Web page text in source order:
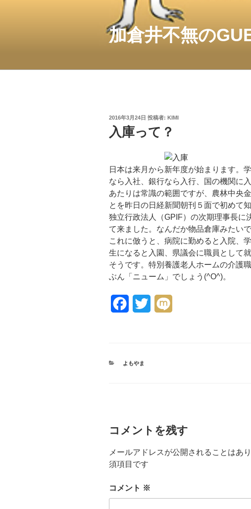
加倉井不無の
投
稿
日:
2016年3月24日 投稿者: KIMI
入庫って？
日本は来月から新年度が始まります。
なら入社、銀行なら入行、国の機関に
あたりは常識の範囲ですが、農林中央
とを昨日の日経新聞朝刊５面で初めて
独立行政法人（GPIF）の次期理事長に
て来ました。なんだか物品倉庫みたいで
これに倣うと、病院に勤めると入院、
生になると入園、県議会に職員として
そうです。特別養護老人ホームの介護
ぶん「ニューム」でしょう(^O^)。
k
カ
よもやま
コメントを残す
メールアドレスが公開されることはあり
須項目です
コメント ※